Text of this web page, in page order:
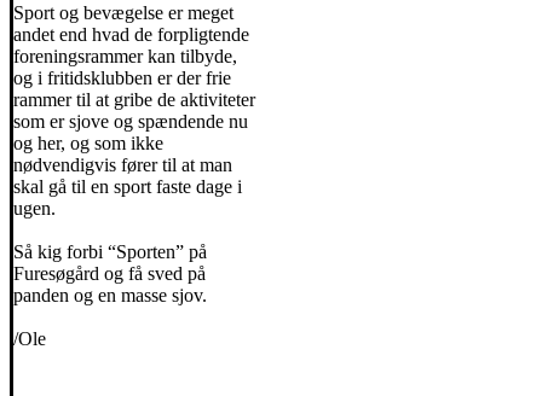
Sport og bevægelse er meget
andet end hvad de forpligtende
foreningsrammer kan tilbyde,
og i fritidsklubben er der frie
rammer til at gribe de aktiviteter
som er sjove og spændende nu
og her, og som ikke
nødvendigvis fører til at man
skal gå til en sport faste dage i
ugen.
Så kig forbi “Sporten” på
Furesøgård og få sved på
panden og en masse sjov.
/Ole